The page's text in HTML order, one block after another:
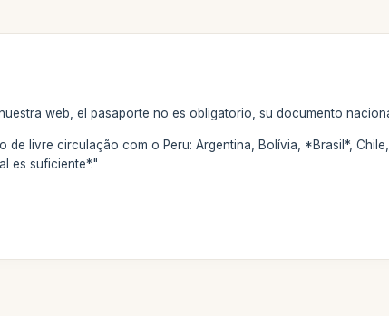
web, el pasaporte no es obligatorio, su documento
livre circulação com o Peru: Argentina, Bolívia, *Brasil*,
es suficiente*."